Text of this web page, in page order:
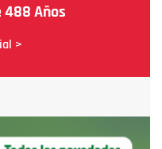
488 Años
>